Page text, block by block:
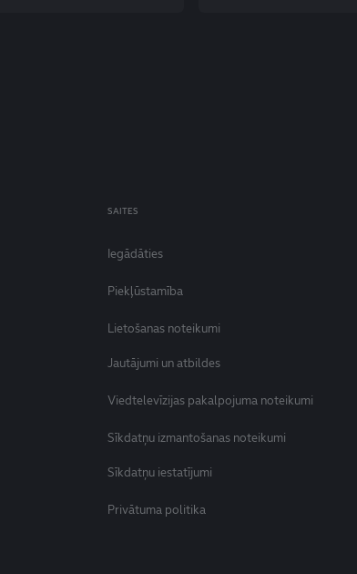
SAITES
Iegādāties
Piekļūstamība
Lietošanas noteikumi
Jautājumi un atbildes
Viedtelevīzijas pakalpojuma noteikumi
Sīkdatņu izmantošanas noteikumi
Sīkdatņu iestatījumi
Privātuma politika